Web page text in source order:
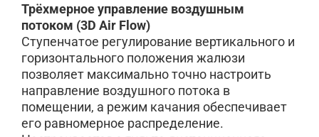
Трёхмерное управление воздушным
потоком (3D Air Flow)
Ступенчатое регулирование вертикального и
горизонтального положения жалюзи
позволяет максимально точно настроить
направление воздушного потока в
помещении, а режим качания обеспечивает
его равномерное распределение.